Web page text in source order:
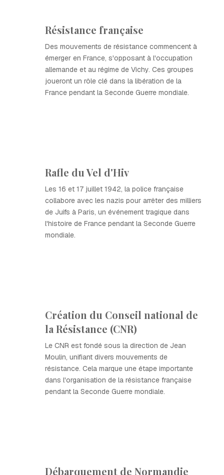
Résistance française
Des mouvements de résistance commencent à
émerger en France, s'opposant à l'occupation
allemande et au régime de Vichy. Ces groupes
joueront un rôle clé dans la libération de la
France pendant la Seconde Guerre mondiale.
Rafle du Vel d'Hiv
Les 16 et 17 juillet 1942, la police française
collabore avec les nazis pour arrêter des milliers
de Juifs à Paris, un événement tragique dans
l'histoire de France pendant la Seconde Guerre
mondiale.
Création du Conseil national de
la Résistance (CNR)
Le CNR est fondé sous la direction de Jean
Moulin, unifiant divers mouvements de
résistance. Cela marque une étape importante
dans l'organisation de la résistance française
pendant la Seconde Guerre mondiale.
Débarquement de Normandie